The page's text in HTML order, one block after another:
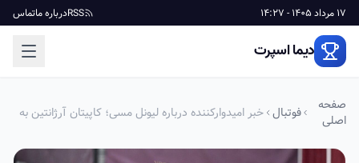
17 مرداد 1405 - 14:27 RSSدرباره ماتماس
دیما اسپرت
صفحه
اصلی
فوتبال خبر امیدوارکننده درباره لیونل مسی؛ کاپیتان آرژانتین به